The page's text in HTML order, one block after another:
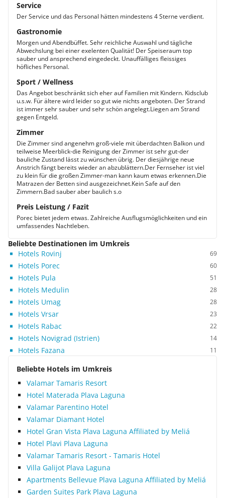
Service
Der Service und das Personal hätten mindestens 4 Sterne verdient.
Gastronomie
Morgen und Abendbüffet. Sehr reichliche Auswahl und tägliche
Abwechslung bei einer exelenten Qualität! Der Speiseraum top
sauber und ansprechend eingedeckt. Unauffälliges fleissiges
höfliches Personal.
Sport / Wellness
Das Angebot beschränkt sich eher auf Familien mit Kindern. Kidsclub
u.s.w. Für ältere wird leider so gut wie nichts angeboten. Der Strand
ist immer sehr sauber und sehr schön angelegt.Liegen am Strand
gegen Entgeld.
Zimmer
Die Zimmer sind angenehm groß-viele mit überdachten Balkon und
teilweise Meerblick-die Reinigung der Zimmer ist sehr gut-der
bauliche Zustand lässt zu wünschen übrig. Der diesjährige neue
Anstrich fängt bereits wieder an abzublättern.Der Fernseher ist viel
zu klein für die großen Zimmer-man kann kaum etwas erkennen.Die
Matrazen der Betten sind ausgezeichnet.Kein Safe auf den
Zimmern.Bad sauber aber baulich s.o
Preis Leistung / Fazit
Porec bietet jedem etwas. Zahlreiche Ausflugsmöglichkeiten und ein
umfassendes Nachtleben.
Beliebte Destinationen im Umkreis
Hotels Rovinj
69
Hotels Porec 60
Hotels Pula 51
Hotels Medulin 28
Hotels Umag 28
Hotels Vrsar 23
Hotels Rabac 22
Hotels Novigrad (Istrien) 14
Hotels Fazana 11
Beliebte Hotels im Umkreis
Valamar Tamaris Resort
Hotel Materada Plava Laguna
Valamar Parentino Hotel
Valamar Diamant Hotel
Hotel Gran Vista Plava Laguna Affiliated by Meliá
Hotel Plavi Plava Laguna
Valamar Tamaris Resort - Tamaris Hotel
Villa Galijot Plava Laguna
Apartments Bellevue Plava Laguna Affiliated by Meliá
Garden Suites Park Plava Laguna